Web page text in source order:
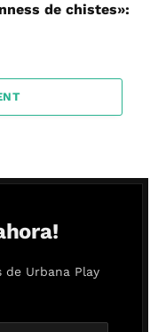
de chistes»:
de Urbana Play